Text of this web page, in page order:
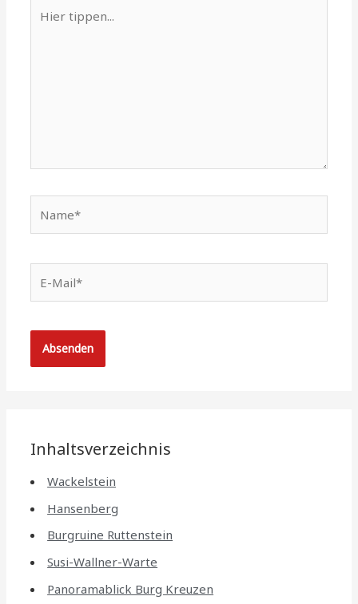
tippen...
Mail*
Inhaltsverzeichnis
Wackelstein
Hansenberg
Burgruine Ruttenstein
Susi-Wallner-Warte
Panoramablick Burg Kreuzen